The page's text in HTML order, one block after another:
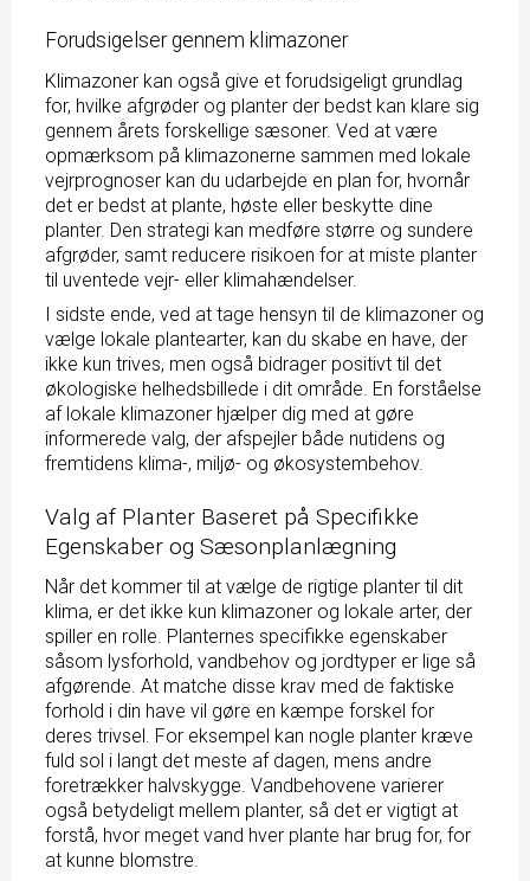
Forudsigelser gennem klimazoner
Klimazoner kan også give et forudsigeligt grundlag
for, hvilke afgrøder og planter der bedst kan klare sig
gennem årets forskellige sæsoner. Ved at være
opmærksom på klimazonerne sammen med lokale
vejrprognoser kan du udarbejde en plan for, hvornår
det er bedst at plante, høste eller beskytte dine
planter. Den strategi kan medføre større og sundere
afgrøder, samt reducere risikoen for at miste planter
til uventede vejr- eller klimahændelser.
I sidste ende, ved at tage hensyn til de klimazoner og
vælge lokale plantearter, kan du skabe en have, der
ikke kun trives, men også bidrager positivt til det
økologiske helhedsbillede i dit område. En forståelse
af lokale klimazoner hjælper dig med at gøre
informerede valg, der afspejler både nutidens og
fremtidens klima-, miljø- og økosystembehov.
Valg af Planter Baseret på Specifikke
Egenskaber og Sæsonplanlægning
Når det kommer til at vælge de rigtige planter til dit
klima, er det ikke kun klimazoner og lokale arter, der
spiller en rolle. Planternes specifikke egenskaber
såsom lysforhold, vandbehov og jordtyper er lige så
afgørende. At matche disse krav med de faktiske
forhold i din have vil gøre en kæmpe forskel for
deres trivsel. For eksempel kan nogle planter kræve
fuld sol i langt det meste af dagen, mens andre
foretrækker halvskygge. Vandbehovene varierer
også betydeligt mellem planter, så det er vigtigt at
forstå, hvor meget vand hver plante har brug for, for
at kunne blomstre.